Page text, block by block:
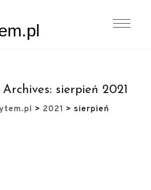
sierpień 2021
> 2021 > sierpień